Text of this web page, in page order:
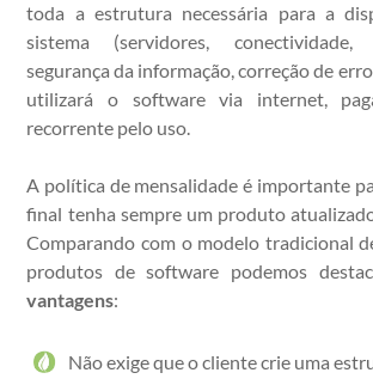
toda a estrutura necessária para a
sistema (servidores,
segurança da informação, correção de
utilizará o software via internet,
recorrente pelo uso.
A política de mensalidade é importante
final tenha sempre um produto
Comparando com o modelo tradicional
produtos de software podemos
vantagens:
Não exige que o cliente crie uma